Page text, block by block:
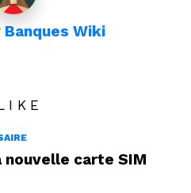
Banques Wiki
carte SIM